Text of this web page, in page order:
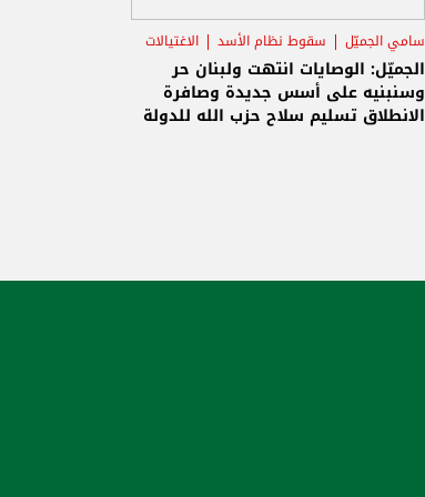
سامي الجميّل سقوط نظام الأسد الاغتيالات
الجميّل: الوصايات انتهت ولبنان حر
وسنبنيه على أسس جديدة وصافرة
الانطلاق تسليم سلاح حزب الله للدولة